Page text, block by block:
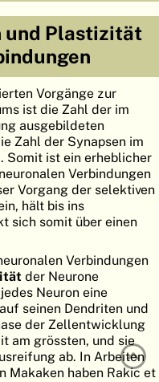
GENESE
EMBRYOLOGY
SUCHEN
HILFE
FR
EN
und Plastizität
Vorgänge zur
ist die Zahl der im
ausgebildeten
Zahl der Synapsen im
Somit ist ein erheblicher
Verbindungen
Vorgang der selektiven
hält bis ins
sich somit über einen
Verbindungen
der Neurone
Neuron eine
seinen Dendriten und
der Zellentwicklung
am grössten, und sie
ab. In Arbeiten
Makaken haben Rakic et